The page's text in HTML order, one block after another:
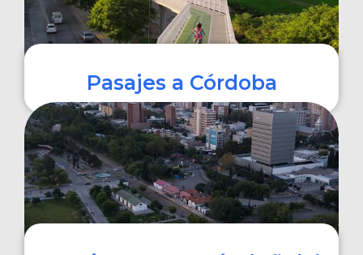
Pasajes a Córdoba
COMPRAR